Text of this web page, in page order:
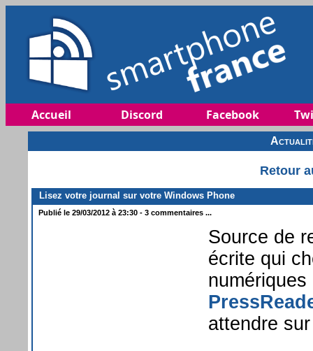
Accueil Discord Facebook
Retour
Lisez votre journal sur votre Windows Phone
Publié le 29/03/2012 à 23:30 - 3 commentaires ...
Source de
écrite qui
attendre